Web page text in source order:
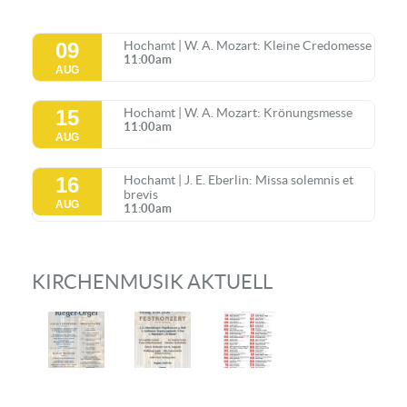
09
AUG
Hochamt | W. A. Mozart: Kleine Credomesse
11:00am
15
AUG
Hochamt | W. A. Mozart: Krönungsmesse
11:00am
16
AUG
Hochamt | J. E. Eberlin: Missa solemnis et
brevis
11:00am
KIRCHENMUSIK AKTUELL